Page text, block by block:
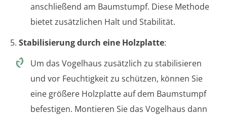
anschließend am Baumstumpf. Diese Methode
bietet zusätzlichen Halt und Stabilität.
5. Stabilisierung durch eine Holzplatte:
Um das Vogelhaus zusätzlich zu stabilisieren
und vor Feuchtigkeit zu schützen, können Sie
eine größere Holzplatte auf dem Baumstumpf
befestigen. Montieren Sie das Vogelhaus dann